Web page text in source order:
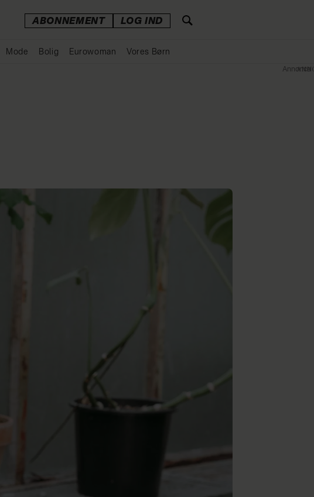
ABONNEMENT LOG IND
Mode Bolig Eurowoman Vores Børn
Annonce